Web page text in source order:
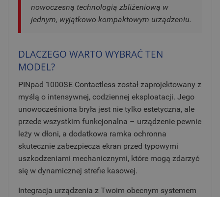
nowoczesną technologią zbliżeniową w
jednym, wyjątkowo kompaktowym urządzeniu.
DLACZEGO WARTO WYBRAĆ TEN
MODEL?
PINpad 1000SE Contactless został zaprojektowany z
myślą o intensywnej, codziennej eksploatacji. Jego
unowocześniona bryła jest nie tylko estetyczna, ale
przede wszystkim funkcjonalna – urządzenie pewnie
leży w dłoni, a dodatkowa ramka ochronna
skutecznie zabezpiecza ekran przed typowymi
uszkodzeniami mechanicznymi, które mogą zdarzyć
się w dynamicznej strefie kasowej.
Integracja urządzenia z Twoim obecnym systemem